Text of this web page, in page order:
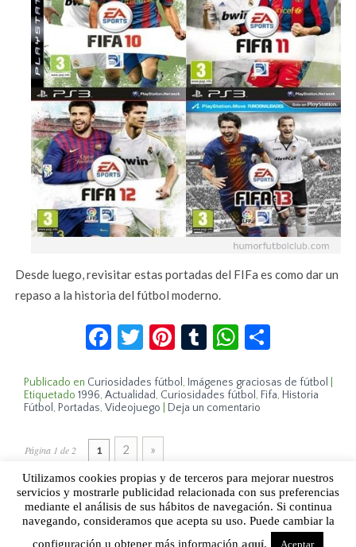
Desde luego, revisitar estas portadas del FIFa es como dar un
repaso a la historia del fútbol moderno.
Facebook
Twitter
Pinterest
TumblrWhatsApp
Publicado en Curiosidades fútbol, Imágenes graciosas de fútbol
Etiquetado 1996,Actualidad, Curiosidades fútbol, Fifa, Historia
Fútbol, Portadas,Videojuego Deja un comentario
Página 1 de 2 1 2 »
Sobre Humor Fútbol Club | Aviso legal |Contacto
Utilizamos cookies propias y de terceros para mejorar nuestros
servicios y mostrarle publicidad relacionada con sus preferencias
mediante el análisis de sus hábitos de navegación. Si continua
navegando, consideramos que acepta su uso. Puede cambiar la
configuración u obtener más información aquí. Aceptar